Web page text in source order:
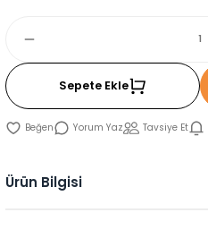
Sepete Ekle
Yorum Yaz Tavsiye Et
Ürün Bilgisi